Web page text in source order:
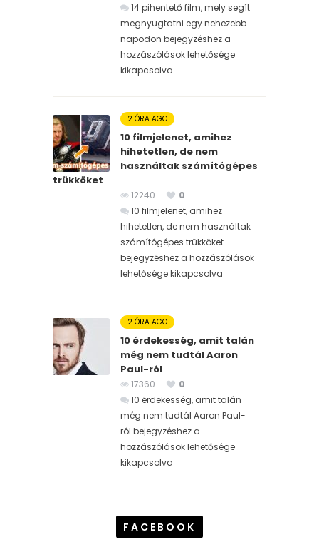
14 pihentető film, mely segít
megnyugtatni egy nehezebb
napodon bejegyzéshez a
hozzászólások lehetősége
kikapcsolva
2 ÓRA AGO
10 filmjelenet, amihez
hihetetlen, de nem
használtak számítógépes
trükköket
12240
0
10 filmjelenet, amihez
hihetetlen, de nem használtak
számítógépes trükköket
bejegyzéshez a hozzászólások
lehetősége kikapcsolva
2 ÓRA AGO
10 érdekesség, amit talán
még nem tudtál Aaron
Paul-ról
17360
0
10 érdekesség, amit talán
még nem tudtál Aaron Paul-
ról bejegyzéshez a
hozzászólások lehetősége
kikapcsolva
FACEBOOK